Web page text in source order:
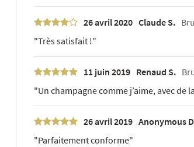
26 avril 2020 Claude S.
"Très satisfait !"
11 juin 2019 Renaud S.
"Un champagne comme j’aime, avec
26 avril 2019 Anonymous
"Parfaitement conforme"